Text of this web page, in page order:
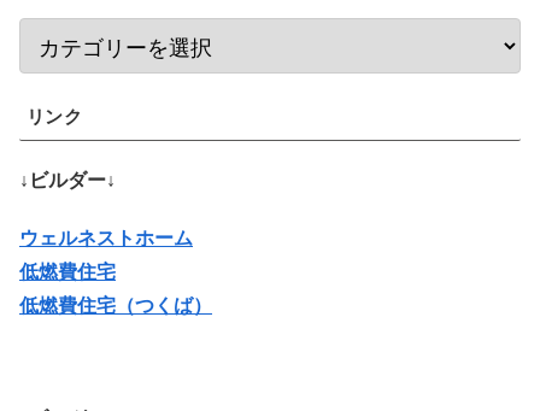
リンク
↓ビルダー↓
ウェルネストホーム
低燃費住宅
低燃費住宅（つくば）